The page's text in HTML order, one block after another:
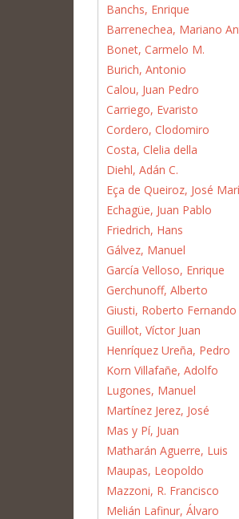
Banchs, Enrique
Barrenechea, Mariano
Bonet, Carmelo M.
Burich, Antonio
Calou, Juan Pedro
Carriego, Evaristo
Cordero, Clodomiro
Costa, Clelia della
Diehl, Adán C.
Eça de Queiroz, José
Echagüe, Juan Pablo
Friedrich, Hans
Gálvez, Manuel
García Velloso, Enrique
Gerchunoff, Alberto
Giusti, Roberto Fernando
Guillot, Víctor Juan
Henríquez Ureña, Pedro
Korn Villafañe, Adolfo
Lugones, Manuel
Martínez Jerez, José
Mas y Pí, Juan
Matharán Aguerre, Luis
Maupas, Leopoldo
Mazzoni, R. Francisco
Melián Lafinur, Álvaro